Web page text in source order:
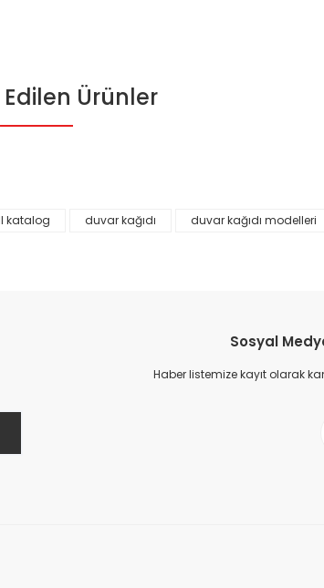
ilk yorumu siz yapın!
öneri formunu kullanarak tarafımıza iletebilirsiniz.
Ürünler
katalog duvar kağıdı duvar kağıdı modelleri
Sosyal
Haber listemize kayıt olarak